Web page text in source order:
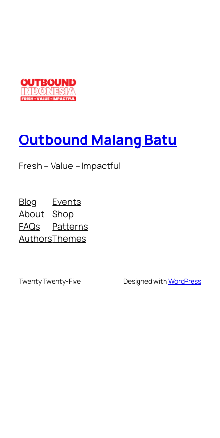
Outbound Malang Batu
Fresh – Value – Impactful
Blog
About
FAQs
Authors
Events
Shop
Patterns
Themes
Twenty Twenty-Five Designed withWordPress